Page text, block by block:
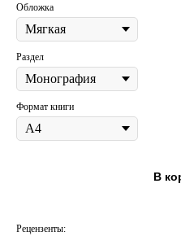
Обложка
Раздел
Формат книги
В
Рецензенты: